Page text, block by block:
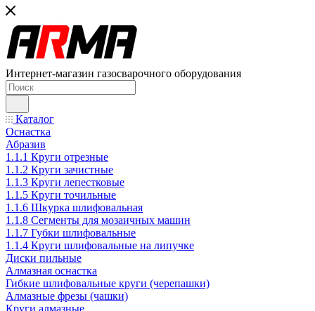
Интернет-магазин газосварочного оборудования
Каталог
Оснастка
Абразив
1.1.1 Круги отрезные
1.1.2 Круги зачистные
1.1.3 Круги лепестковые
1.1.5 Круги точильные
1.1.6 Шкурка шлифовальная
1.1.8 Сегменты для мозаичных машин
1.1.7 Губки шлифовальные
1.1.4 Круги шлифовальные на липучке
Диски пильные
Алмазная оснастка
Гибкие шлифовальные круги (черепашки)
Алмазные фрезы (чашки)
Круги алмазные